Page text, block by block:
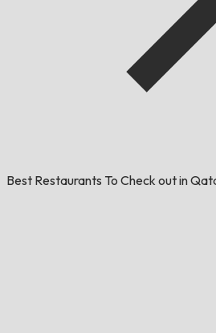
Best Restaurants To Check out in